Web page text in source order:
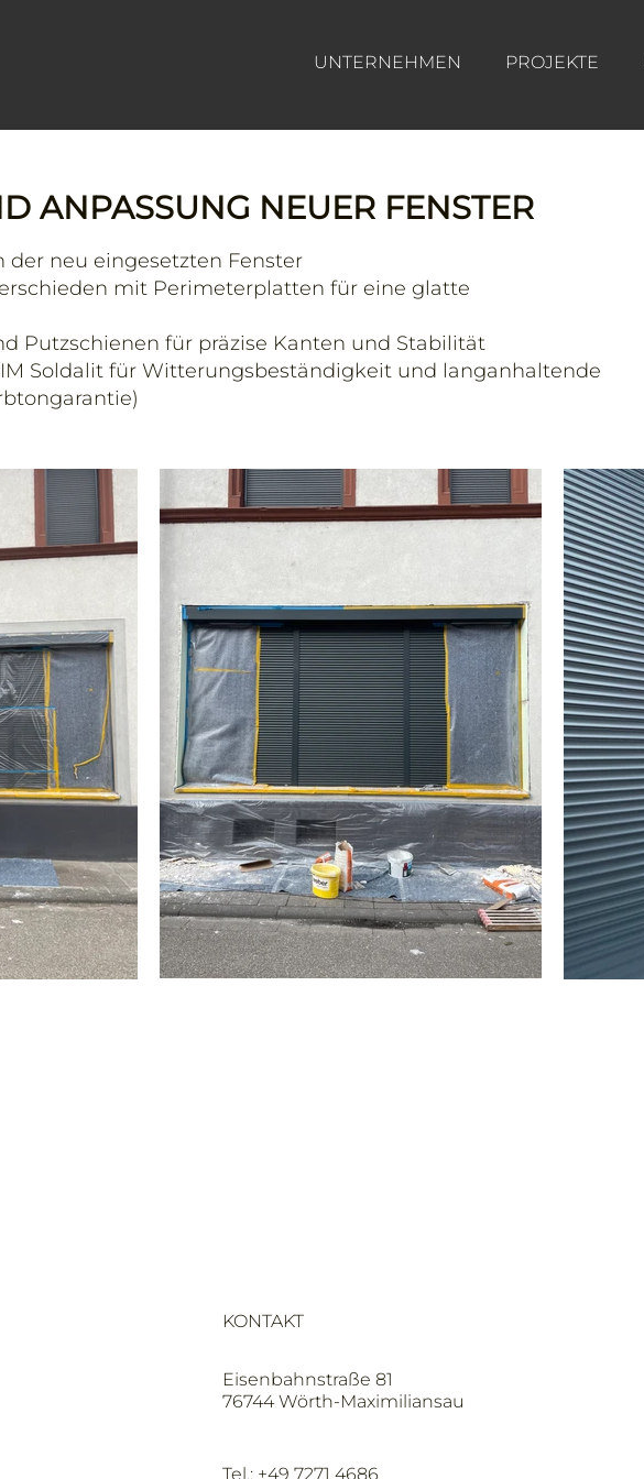
UNTERNEHMEN PROJEKTE
ANPASSUNG NEUER FENSTER
der neu eingesetzten Fenster
mit Perimeterplatten für eine glatte
Putzschienen für präzise Kanten und Stabilität
Soldalit für Witterungsbeständigkeit und langanhaltende
KONTAKT
Eisenbahnstraße 81
76744 Wörth-Maximiliansau
Tel.: +49 7271 4686